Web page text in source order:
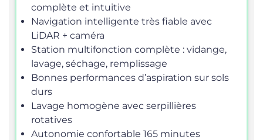
complète et intuitive
Navigation intelligente très fiable avec
LiDAR + caméra
Station multifonction complète : vidange,
lavage, séchage, remplissage
Bonnes performances d’aspiration sur sols
durs
Lavage homogène avec serpillières
rotatives
Autonomie confortable 165 minutes